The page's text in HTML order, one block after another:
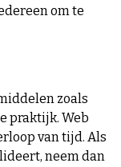
om te
zoals
praktijk. Web
van tijd. Als
neem dan